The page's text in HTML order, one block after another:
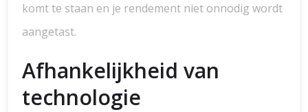
komt te staan en je rendement niet onnodig wordt
aangetast.
Afhankelijkheid van
technologie